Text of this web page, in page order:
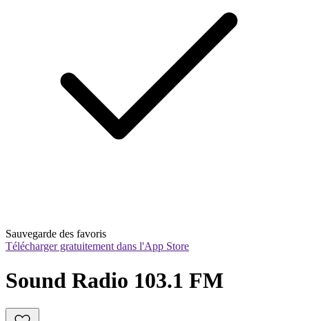
Sauvegarde des favoris
Télécharger gratuitement dans l'App Store
Sound Radio 103.1 FM